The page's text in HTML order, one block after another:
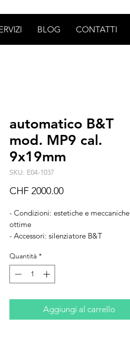
BLOG CONTATTI
automatico B&T
mod. MP9 cal.
9x19mm
SKU: E04-1037
CHF 2000.00Prezzo
- Condizioni: estetiche e meccaniche
ottime
- Accessori: silenziatore B&T
Quantità *
Aggiungi al carrello